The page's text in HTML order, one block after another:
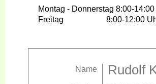
Montag - Donnerstag 8:00-
Freitag 8:00-12:00
Name Rudolf